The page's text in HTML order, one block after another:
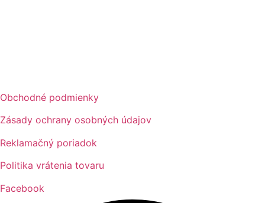
vybrať
na
produktu.
Obchodné podmienky
Zásady ochrany osobných údajov
Reklamačný poriadok
Politika vrátenia tovaru
Facebook